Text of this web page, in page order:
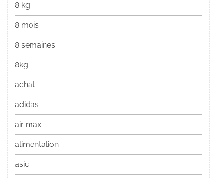
8 kg
8 mois
8 semaines
8kg
achat
adidas
air max
alimentation
asic